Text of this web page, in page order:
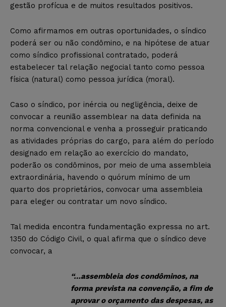
gestão profícua e de muitos resultados positivos.
Como afirmamos em outras oportunidades, o síndico
poderá ser ou não condômino, e na hipótese de atuar
como síndico profissional contratado, poderá
estabelecer tal relação negocial tanto como pessoa
física (natural) como pessoa jurídica (moral).
Caso o síndico, por inércia ou negligência, deixe de
convocar a reunião assemblear na data definida na
norma convencional e venha a prosseguir praticando
as atividades próprias do cargo, para além do período
designado em relação ao exercício do mandato,
poderão os condôminos, por meio de uma assembleia
extraordinária, havendo o quórum mínimo de um
quarto dos proprietários, convocar uma assembleia
para eleger ou contratar um novo síndico.
Tal medida encontra fundamentação expressa no art.
1350 do Código Civil, o qual afirma que o síndico deve
convocar, a
“…assembleia dos condôminos, na
forma prevista na convenção, a fim de
aprovar o orçamento das despesas, as